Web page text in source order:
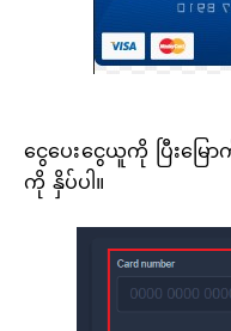
ငွေပေးငွေယူကို ပြီးမြေ
ကို နှိပ်ပါ။